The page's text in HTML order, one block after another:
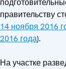
правительству
14 ноября 2016
2016 года).
На участке